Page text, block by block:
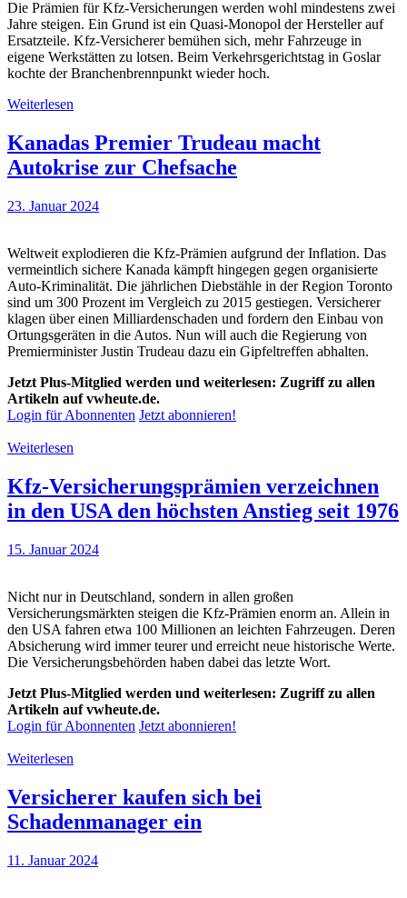
Die Prämien für Kfz-Versicherungen werden wohl mindestens zwei
Jahre steigen. Ein Grund ist ein Quasi-Monopol der Hersteller auf
Ersatzteile. Kfz-Versicherer bemühen sich, mehr Fahrzeuge in
eigene Werkstätten zu lotsen. Beim Verkehrsgerichtstag in Goslar
kochte der Branchenbrennpunkt wieder hoch.
Weiterlesen
Kanadas Premier Trudeau macht
Autokrise zur Chefsache
23. Januar 2024
Weltweit explodieren die Kfz-Prämien aufgrund der Inflation. Das
vermeintlich sichere Kanada kämpft hingegen gegen organisierte
Auto-Kriminalität. Die jährlichen Diebstähle in der Region Toronto
sind um 300 Prozent im Vergleich zu 2015 gestiegen. Versicherer
klagen über einen Milliardenschaden und fordern den Einbau von
Ortungsgeräten in die Autos. Nun will auch die Regierung von
Premierminister Justin Trudeau dazu ein Gipfeltreffen abhalten.
Jetzt Plus-Mitglied werden und weiterlesen: Zugriff zu allen
Artikeln auf vwheute.de.
Login für Abonnenten Jetzt abonnieren!
Weiterlesen
Kfz-Versicherungsprämien verzeichnen
in den USA den höchsten Anstieg seit 1976
15. Januar 2024
Nicht nur in Deutschland, sondern in allen großen
Versicherungsmärkten steigen die Kfz-Prämien enorm an. Allein in
den USA fahren etwa 100 Millionen an leichten Fahrzeugen. Deren
Absicherung wird immer teurer und erreicht neue historische Werte.
Die Versicherungsbehörden haben dabei das letzte Wort.
Jetzt Plus-Mitglied werden und weiterlesen: Zugriff zu allen
Artikeln auf vwheute.de.
Login für Abonnenten Jetzt abonnieren!
Weiterlesen
Versicherer kaufen sich bei
Schadenmanager ein
11. Januar 2024